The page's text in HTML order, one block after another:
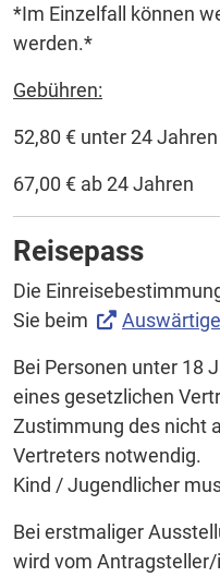
*Im Einzelfall können
werden.*
Gebühren:
52,80 € unter 24 Jahren
67,00 € ab 24 Jahren
Reisepass
Die
Sie beim
Bei Personen unter 18
eines gesetzlichen
Zustimmung des nicht
Vertreters notwendig.
Kind / Jugendlicher
Bei erstmaliger
wird vom